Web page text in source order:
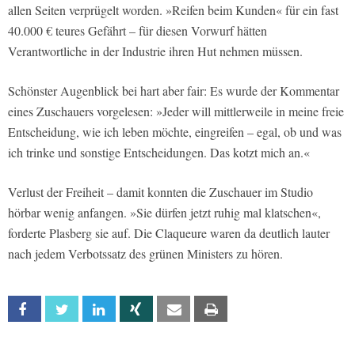
allen Seiten verprügelt worden. »Reifen beim Kunden« für ein fast
40.000 € teures Gefährt – für diesen Vorwurf hätten
Verantwortliche in der Industrie ihren Hut nehmen müssen.
Schönster Augenblick bei hart aber fair: Es wurde der Kommentar
eines Zuschauers vorgelesen: »Jeder will mittlerweile in meine freie
Entscheidung, wie ich leben möchte, eingreifen – egal, ob und was
ich trinke und sonstige Entscheidungen. Das kotzt mich an.«
Verlust der Freiheit – damit konnten die Zuschauer im Studio
hörbar wenig anfangen. »Sie dürfen jetzt ruhig mal klatschen«,
forderte Plasberg sie auf. Die Claqueure waren da deutlich lauter
nach jedem Verbotssatz des grünen Ministers zu hören.
Facebook Twitter Linkedin Xing Email